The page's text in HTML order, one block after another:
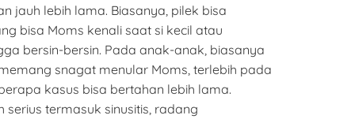
jauh lebih lama. Biasanya, pilek bisa
bisa Moms kenali saat si kecil atau
bersin-bersin. Pada anak-anak, biasanya
snagat menular Moms, terlebih pada
kasus bisa bertahan lebih lama.
termasuk sinusitis, radang